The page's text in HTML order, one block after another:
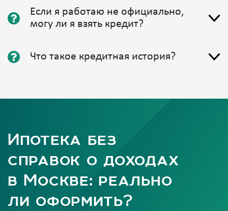
Если я работаю не официально,
могу ли я взять кредит?
Что такое кредитная история?
Ипотека без
справок о доходах
в Москве: реально
ли оформить?